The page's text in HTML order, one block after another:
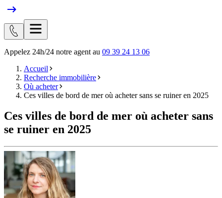
Appelez 24h/24 notre agent au 09 39 24 13 06
Accueil
Recherche immobilière
Où acheter
Ces villes de bord de mer où acheter sans se ruiner en 2025
Ces villes de bord de mer où acheter sans
se ruiner en 2025